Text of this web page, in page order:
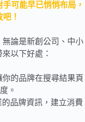
可能早已悄悄布局，
！
論是新創公司、中小
以下好處：
你的品牌在搜尋結果頁
。
品牌資訊，建立消費